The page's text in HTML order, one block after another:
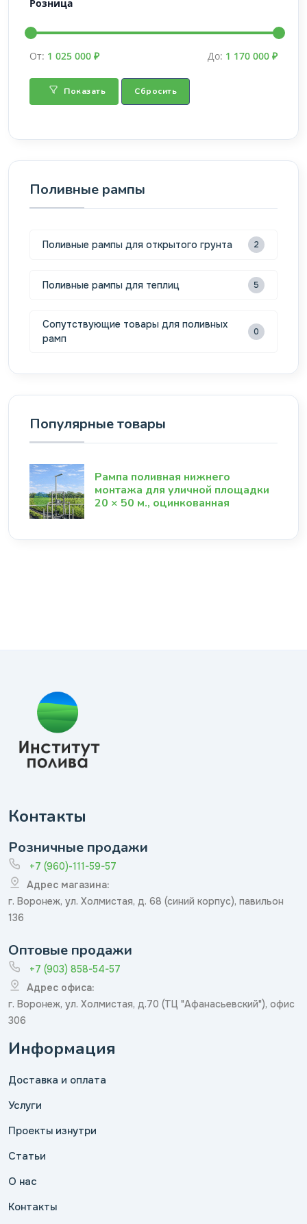
Розница
От: 1 025 000 ₽ До: 1 170 000 ₽
Показать Сбросить
Поливные рампы
Поливные рампы для открытого грунта 2
Поливные рампы для теплиц 5
Сопутствующие товары для поливных
рамп
0
Популярные товары
Рампа поливная нижнего
монтажа для уличной площадки
20 × 50 м., оцинкованная
Контакты
Розничные продажи
+7 (960)-111-59-57
Адрес магазина:
г. Воронеж, ул. Холмистая, д. 68 (синий корпус), павильон
136
Оптовые продажи
+7 (903) 858-54-57
Адрес офиса:
г. Воронеж, ул. Холмистая, д.70 (ТЦ "Афанасьевский"), офис
306
Информация
Доставка и оплата
Услуги
Проекты изнутри
Статьи
О нас
Контакты